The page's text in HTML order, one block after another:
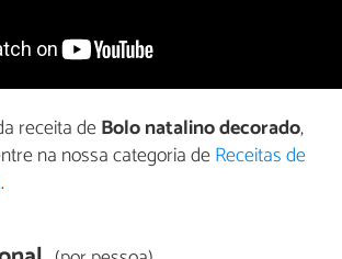
receita deBolo natalino decorado,
na nossa categoria deReceitas de
.